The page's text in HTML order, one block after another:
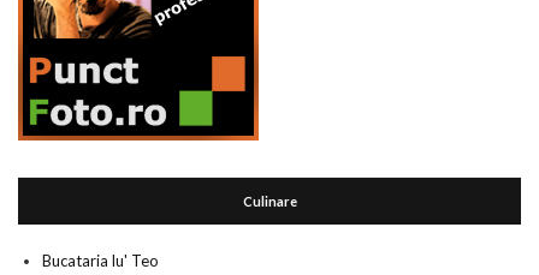
Culinare
Bucataria lu' Teo